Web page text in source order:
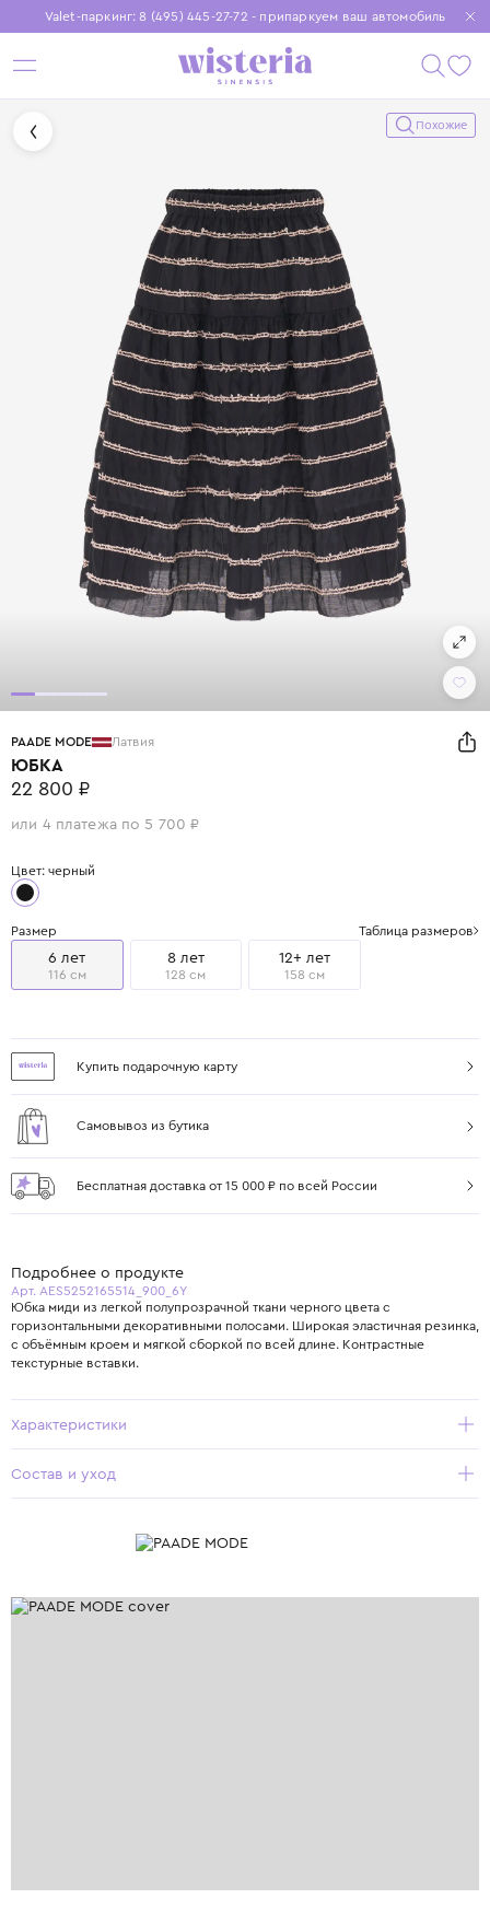
Valet-паркинг: 8 (495) 445-27-72 - припаркуем ваш автомобиль
Бесплатная доставка при заказе от 15 000 ₽
Установите приложение, чтобы покупки были еще удобнее
Похожие
PAADE MODE Латвия
ЮБКА
22 800 ₽
или 4 платежа по 5 700 ₽
Цвет: черный
Размер Таблица размеров
6 лет
116 см
8 лет
128 см
12+ лет
158 см
Купить подарочную карту
Самовывоз из бутика
Бесплатная доставка от 15 000 ₽ по всей России
Подробнее о продукте
Арт. AES5252165514_900_6Y
Юбка миди из легкой полупрозрачной ткани черного цвета с
горизонтальными декоративными полосами. Широкая эластичная резинка,
с объёмным кроем и мягкой сборкой по всей длине. Контрастные
текстурные вставки.
Характеристики
Состав и уход